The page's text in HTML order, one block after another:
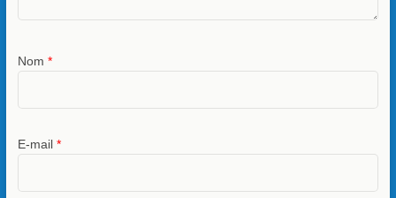
Nom *
E-mail *